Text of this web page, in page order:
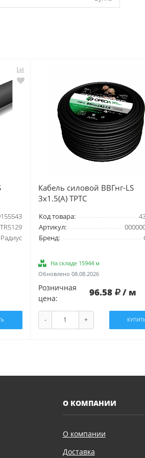
TR5129
Радиус
Кабель силовой ВВГнг-LS
3х1.5(А) ТРТС
Код товара:
Артикул:
Бренд:
На складе 15944 м
Обновлено 08.08.2026
Розничная
цена:
96.58 / м
- +
О КОМПАНИИ
О компании
Доставка